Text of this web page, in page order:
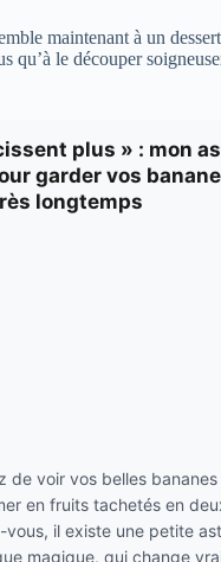
maintenant à un
qu’à le découper
plus » : mon
garder vos
longtemps
de voir vos belles
en fruits tachetés en
vous, il existe une petite
magique, qui change